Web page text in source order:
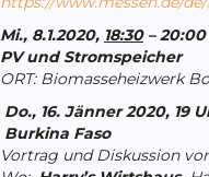
Mi., 8.1.2020, 18:30–
PV und Stromspeicher
ORT: Biomasseheizwerk
Do., 16. Jänner 2020, 19
Burkina Faso
Vortrag und Diskussion